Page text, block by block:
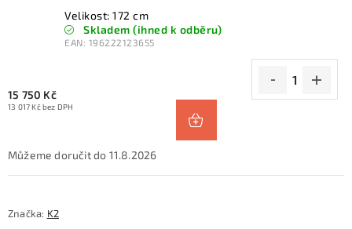
Velikost: 172 cm
Skladem (ihned k odběru)
EAN: 196222123655
15 750 Kč
13 017 Kč bez DPH
11.8.2026
Značka: K2